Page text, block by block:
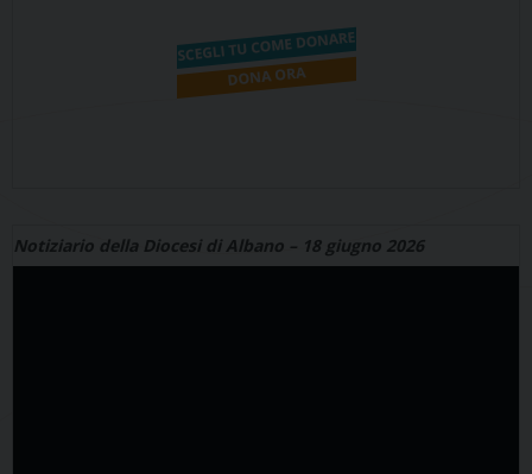
Notiziario della Diocesi di Albano – 18 giugno 2026